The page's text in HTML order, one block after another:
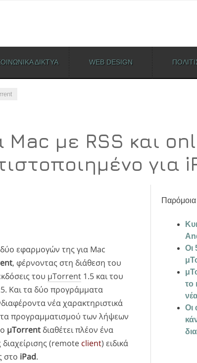
ΔΙΚΤΥΑ WEB DESIGN
με RSS και
για
εφαρμογών της για Mac
, φέρνοντας στη διάθεση του
του μTorrent 1.5 και του
Και τα δύο προγράμματα
νέα χαρακτηριστικά
προγραμματισμού των λήψεων
μTorrent διαθέτει πλέον ένα
(remote client) ειδικά
στο iPad.
Οι
το
Οι